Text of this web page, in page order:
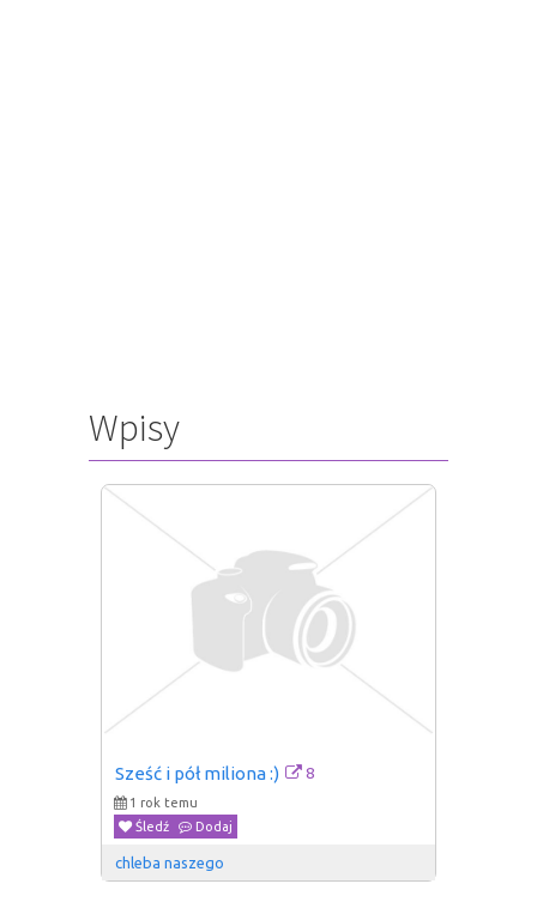
Wpisy
Sześć i pół miliona :) 8
1 rok temu
Śledź
Dodaj
chleba naszego